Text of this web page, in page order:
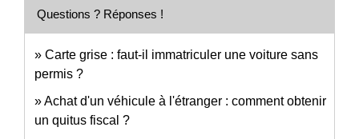
Questions ? Réponses !
Carte grise : faut-il immatriculer une voiture sans
permis ?
Achat d'un véhicule à l'étranger : comment obtenir
un quitus fiscal ?